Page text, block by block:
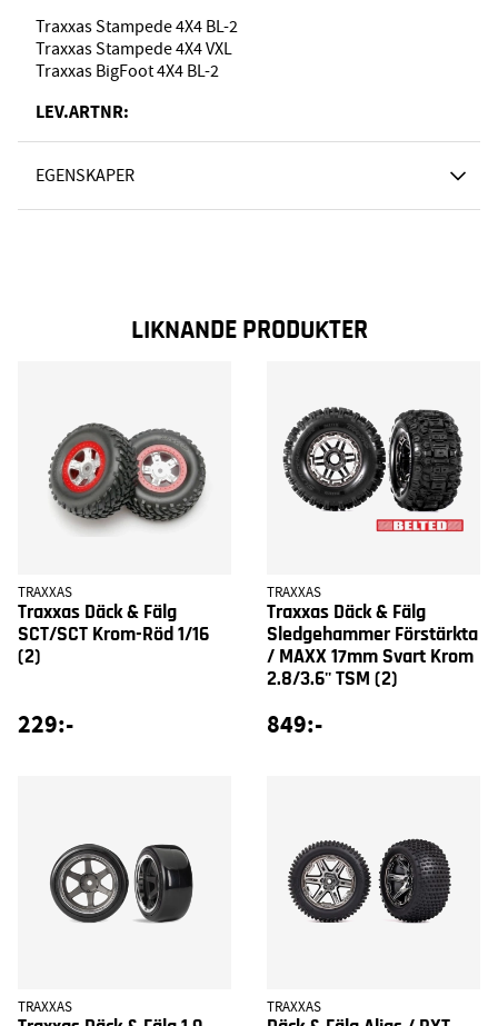
Traxxas Stampede 4X4 BL-2
Traxxas Stampede 4X4 VXL
Traxxas BigFoot 4X4 BL-2
LEV.ARTNR:
EGENSKAPER
LIKNANDE PRODUKTER
TRAXXAS
Traxxas Däck & Fälg
SCT/SCT Krom-Röd 1/16
(2)
229:-
TRAXXAS
Traxxas Däck & Fälg
Sledgehammer Förstärkta
/ MAXX 17mm Svart Krom
2.8/3.6'' TSM (2)
849:-
TRAXXAS TRAXXAS